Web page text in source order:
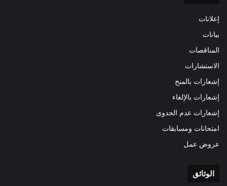
إعلانات
بيانات
المناقصات
الاستشارات
إشعارات بالمنح
إشعارات بالإلغاء
إشعارات عدم الجدوى
امتحانات ومسابقات
عروض عمل
الوثائق